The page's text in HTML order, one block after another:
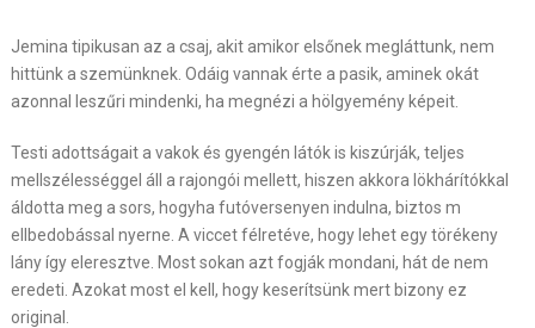
Jemina tipikusan az a csaj, akit amikor elsőnek megláttunk, nem
hittünk a szemünknek. Odáig vannak érte a pasik, aminek okát
azonnal leszűri mindenki, ha megnézi a hölgyemény képeit.
Testi adottságait a vakok és gyengén látók is kiszúrják, teljes
mellszélességgel áll a rajongói mellett, hiszen akkora lökhárítókkal
áldotta meg a sors, hogyha futóversenyen indulna, biztos m
ellbedobással nyerne. A viccet félretéve, hogy lehet egy törékeny
lány így eleresztve. Most sokan azt fogják mondani, hát de nem
eredeti. Azokat most el kell, hogy keserítsünk mert bizony ez
original.